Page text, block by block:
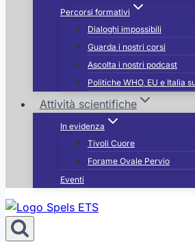
Percorsi formativi
Dialoghi impossibili
Guarda i nostri corsi
Ascolta i nostri podcast
Politiche WHO, EU e Italia
Attività scientifiche
In evidenza
Tivoli Cuore
Forame Ovale Pervio
Eventi